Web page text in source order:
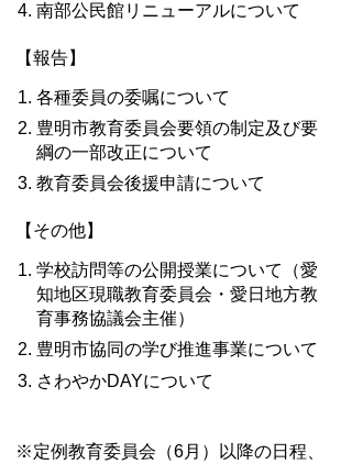
南部公民館リニューアルについて
【報告】
各種委員の委嘱について
豊明市教育委員会要領の制定及び要
綱の一部改正について
教育委員会後援申請について
【その他】
学校訪問等の公開授業について（愛
知地区現職教育委員会・愛日地方教
育事務協議会主催）
豊明市協同の学び推進事業について
さわやかDAYについて
※定例教育委員会（6月）以降の日程、